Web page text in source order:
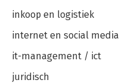
inkoop en logistiek
internet en social media
it-management / ict
juridisch